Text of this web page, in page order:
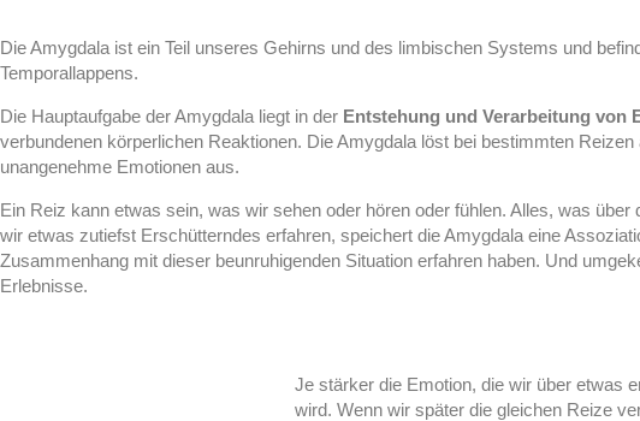
Die Amygdala ist ein Teil unseres Gehirns und des limbischen Systems und
Temporallappens.
Die Hauptaufgabe der Amygdala liegt in der Entstehung und Verarbeitung von
verbundenen körperlichen Reaktionen. Die Amygdala löst bei bestimmten Reizen
unangenehme Emotionen aus.
Ein Reiz kann etwas sein, was wir sehen oder hören oder fühlen. Alles, was über
wir etwas zutiefst Erschütterndes erfahren, speichert die Amygdala eine
Zusammenhang mit dieser beunruhigenden Situation erfahren haben. Und
Erlebnisse.
Je stärker die Emotion, die wir über etwas
wird. Wenn wir später die gleichen Reize